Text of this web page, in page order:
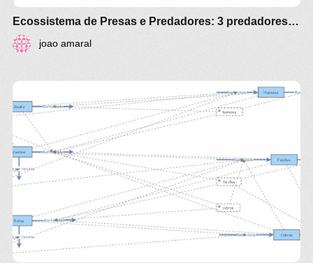
Ecossistema de Presas e Predadores: 3 predadores(homem, cobras e falcoes)
joao amaral